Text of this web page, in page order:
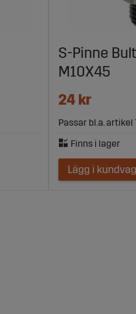
S-Pinne
M10X45
24 kr
Passar bl.a. artikel
Lägg i